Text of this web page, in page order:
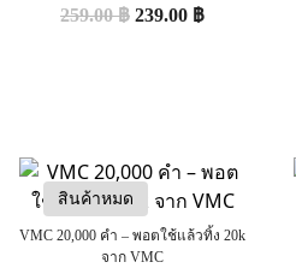
259.00฿ 239.00 ฿
สินค้าหมด
VMC 20,000 คำ – พอตใช้แล้วทิ้ง 20k
จาก VMC